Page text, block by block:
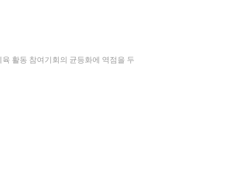
활동 참여기회의 균등화에 역점을 두